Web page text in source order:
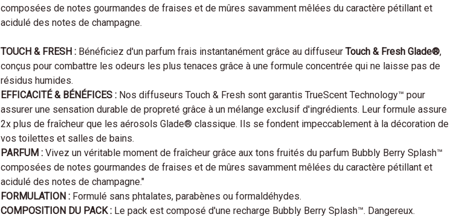
composées de notes gourmandes de fraises et de mûres savamment mêlées du caractère pétillant et
acidulé des notes de champagne.
TOUCH & FRESH : Bénéficiez d'un parfum frais instantanément grâce au diffuseur Touch & Fresh Glade®,
conçus pour combattre les odeurs les plus tenaces grâce à une formule concentrée qui ne laisse pas de
résidus humides.
EFFICACITÉ & BÉNÉFICES : Nos diffuseurs Touch & Fresh sont garantis TrueScent Technology™ pour
assurer une sensation durable de propreté grâce à un mélange exclusif d'ingrédients. Leur formule assure
2x plus de fraîcheur que les aérosols Glade® classique. Ils se fondent impeccablement à la décoration de
vos toilettes et salles de bains.
PARFUM : Vivez un véritable moment de fraîcheur grâce aux tons fruités du parfum Bubbly Berry Splash™
composées de notes gourmandes de fraises et de mûres savamment mêlées du caractère pétillant et
acidulé des notes de champagne."
FORMULATION : Formulé sans phtalates, parabènes ou formaldéhydes.
COMPOSITION DU PACK : Le pack est composé d'une recharge Bubbly Berry Splash™. Dangereux.